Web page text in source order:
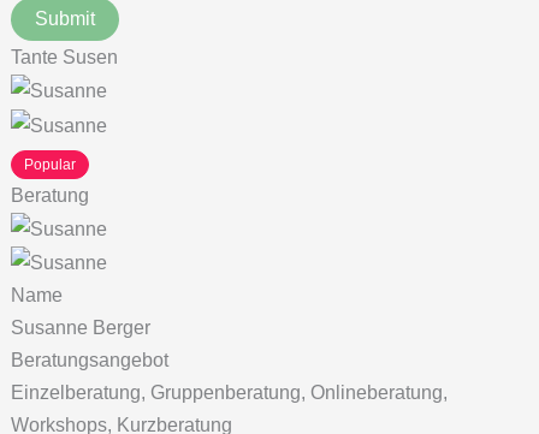
Submit
Tante Susen
Popular
Beratung
Name
Susanne Berger
Beratungsangebot
Einzelberatung, Gruppenberatung, Onlineberatung,
Workshops, Kurzberatung